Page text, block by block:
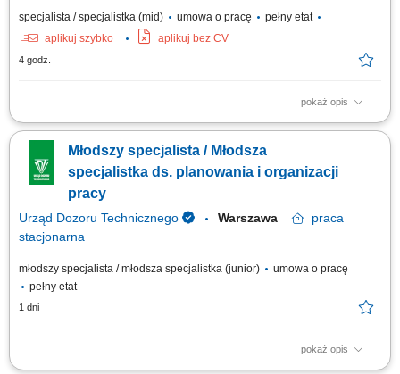
specjalista / specjalistka (mid) umowa o pracę
pełny etat
aplikuj szybko
aplikuj bez CV
4 godz.
pokaż opis
Podstawowe zadania i obowiązki: przyjmowanie historii chorób
pacjentów przekazywanych przez oddziały szpitalne oraz ich
archiwizacja, przekazywanie do właściwych organów zgłoszeń
dotyczących urodzeń, zgonów oraz innych dokumentów – zgodnie z
przepisami obowiązującymi w tym zakresie,...
Młodszy specjalista / Młodsza
specjalistka ds. planowania i organizacji
pracy
Urząd Dozoru Technicznego Warszawa
praca
stacjonarna
młodszy specjalista / młodsza specjalistka (junior)
umowa o pracę
pełny etat
1 dni
pokaż opis
Do Twoich zadań należeć będzie: Terminowe prowadzenie spraw